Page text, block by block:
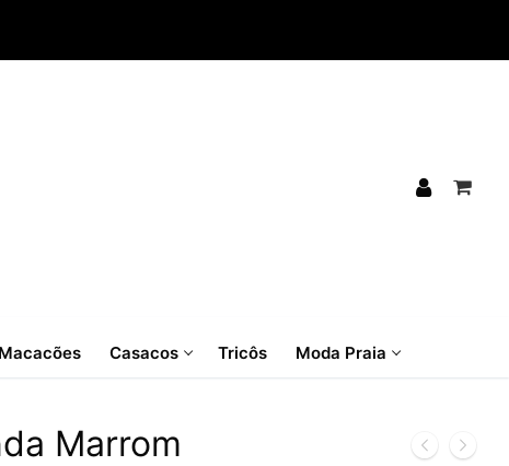
Macacões Casacos Tricôs Moda Praia
Marrom